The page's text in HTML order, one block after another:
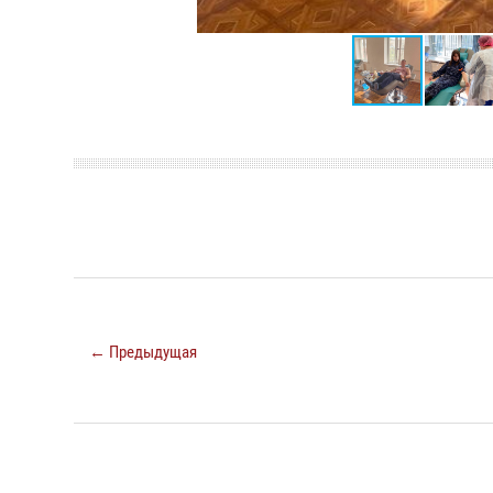
← Предыдущая